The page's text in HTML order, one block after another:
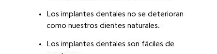
Los implantes dentales no se deterioran
como nuestros dientes naturales.
Los implantes dentales son fáciles de